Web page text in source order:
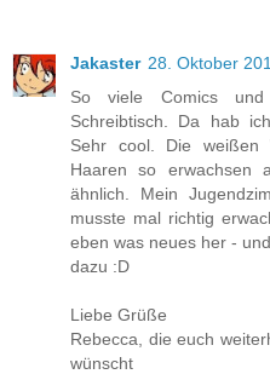
Jakaster 28. Oktober
So viele Comics
Schreibtisch. Da hab
Sehr cool. Die weißen
Haaren so
ähnlich. Mein
musste mal richtig
eben was neues her -
dazu :D
Liebe Grüße
Rebecca, die euch
wünscht